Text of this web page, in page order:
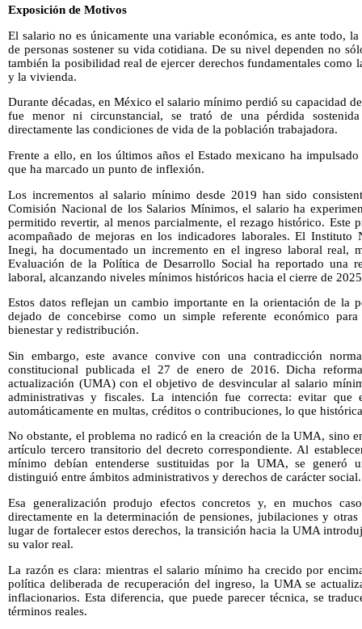
Exposición de Motivos
El salario no es únicamente una variable económica, es ante todo,
de personas sostener su vida cotidiana. De su nivel dependen no
también la posibilidad real de ejercer derechos fundamentales como
y la vivienda.
Durante décadas, en México el salario mínimo perdió su capacidad
fue menor ni circunstancial, se trató de una pérdida
directamente las condiciones de vida de la población trabajadora.
Frente a ello, en los últimos años el Estado mexicano ha
que ha marcado un punto de inflexión.
Los incrementos al salario mínimo desde 2019 han sido
Comisión Nacional de los Salarios Mínimos, el salario ha
permitido revertir, al menos parcialmente, el rezago histórico. Este
acompañado de mejoras en los indicadores laborales. El Instituto
Inegi, ha documentado un incremento en el ingreso laboral real,
Evaluación de la Política de Desarrollo Social ha reportado una
laboral, alcanzando niveles mínimos históricos hacia el cierre de
Estos datos reflejan un cambio importante en la orientación de la
dejado de concebirse como un simple referente económico
bienestar y redistribución.
Sin embargo, este avance convive con una contradicción
constitucional publicada el 27 de enero de 2016. Dicha
actualización (UMA) con el objetivo de desvincular al salario
administrativas y fiscales. La intención fue correcta: evitar que
automáticamente en multas, créditos o contribuciones, lo que
No obstante, el problema no radicó en la creación de la UMA, sino
artículo tercero transitorio del decreto correspondiente. Al
mínimo debían entenderse sustituidas por la UMA, se generó
distinguió entre ámbitos administrativos y derechos de carácter social.
Esa generalización produjo efectos concretos y, en muchos
directamente en la determinación de pensiones, jubilaciones y
lugar de fortalecer estos derechos, la transición hacia la UMA
su valor real.
La razón es clara: mientras el salario mínimo ha crecido por
política deliberada de recuperación del ingreso, la UMA se
inflacionarios. Esta diferencia, que puede parecer técnica, se
términos reales.